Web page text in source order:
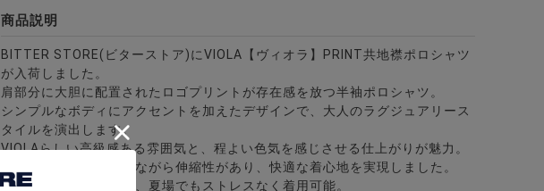
商品説明
BITTER STORE(ビターストア)にVIOLA【ヴィオラ】PRINT共地襟ポロシャツ
が入荷しました。
肩部分に大胆に配置されたロゴプリントが存在感を放つ半袖ポロシャツ。
シンプルなボディにアクセントを加えたデザインで、大人のラグジュアリース
タイルを演出します。
VIOLAらしい高級感ある雰囲気と、程よい色気を感じさせる仕上がりが魅力。
スマートなシルエットながら伸縮性があり、快適な着心地を実現しました。
さらっとした肌触りで、夏場でもストレスなく着用可能。